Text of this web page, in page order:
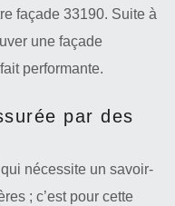
façade 33190. Suite à
une façade
performante.
par des
nécessite un savoir-
; c’est pour cette